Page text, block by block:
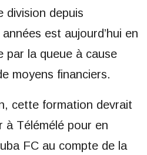
division depuis
est aujourd’hui en
par la queue à cause
moyens financiers.
cette formation devrait
à Télémélé pour en
FC au compte de la